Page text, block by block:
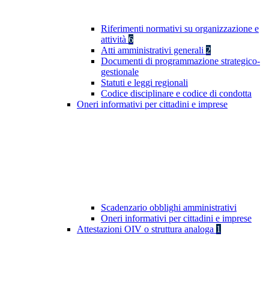
Riferimenti normativi su organizzazione e
attività 6
Atti amministrativi generali 2
Documenti di programmazione strategico-
gestionale
Statuti e leggi regionali
Codice disciplinare e codice di condotta
Oneri informativi per cittadini e imprese
Scadenzario obblighi amministrativi
Oneri informativi per cittadini e imprese
Attestazioni OIV o struttura analoga 1